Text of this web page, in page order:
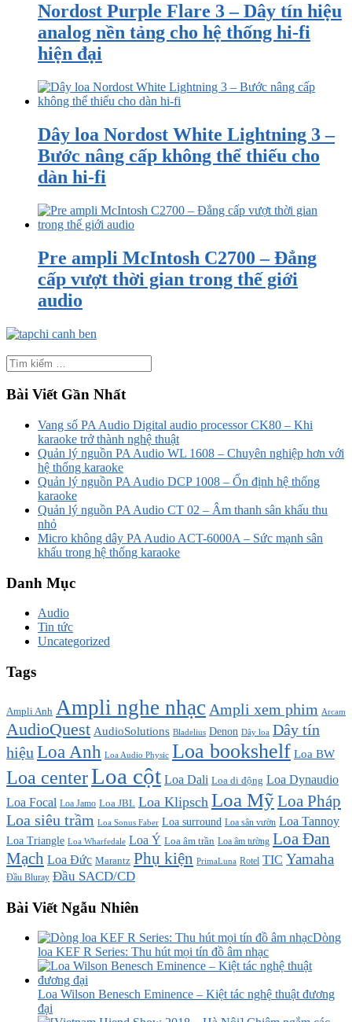
Nordost Purple Flare 3 – Dây tín hiệu
analog nền tảng cho hệ thống hi-fi
hiện đại
Dây loa Nordost White Lightning 3 –
Bước nâng cấp không thể thiếu cho
dàn hi-fi
Pre ampli McIntosh C2700 – Đẳng
cấp vượt thời gian trong thế giới
audio
Bài Viết Gần Nhất
Vang số PA Audio Digital audio processor CK80 – Khi
karaoke trở thành nghệ thuật
Quản lý nguồn PA Audio WL 1608 – Chuyên nghiệp hơn với
hệ thống karaoke
Quản lý nguồn PA Audio DCP 1008 – Ổn định hệ thống
karaoke
Quản lý nguồn PA Audio CT 02 – Âm thanh sân khấu thu
nhỏ
Micro không dây PA Audio ACT-6000A – Sức mạnh sân
khấu trong hệ thống karaoke
Danh Mục
Audio
Tin tức
Uncategorized
Tags
Ampli Anh Ampli nghe nhạc Ampli xem phim Arcam
AudioQuest AudioSolutions Bladelius Denon Dây loa Dây tín
hiệu Loa Anh Loa Audio Physic Loa bookshelf Loa BW
Loa centerLoa cột Loa Dali Loa di động Loa Dynaudio
Loa Focal Loa Jamo Loa JBL Loa Klipsch Loa MỹLoa Pháp
Loa siêu trầm Loa Sonus Faber Loa surround Loa sân vườn Loa Tannoy
Loa Triangle Loa Wharfedale Loa Ý Loa âm trần Loa âm tường Loa Đan
Mạch Loa Đức Marantz Phụ kiện PrimaLuna Rotel TIC Yamaha
Đầu Bluray Đầu SACD/CD
Bài Viết Ngẫu Nhiên
Dòng
loa KEF R Series: Thu hút mọi tín đồ âm nhạc
Loa Wilson Benesch Eminence – Kiệt tác nghệ thuật đương
đại